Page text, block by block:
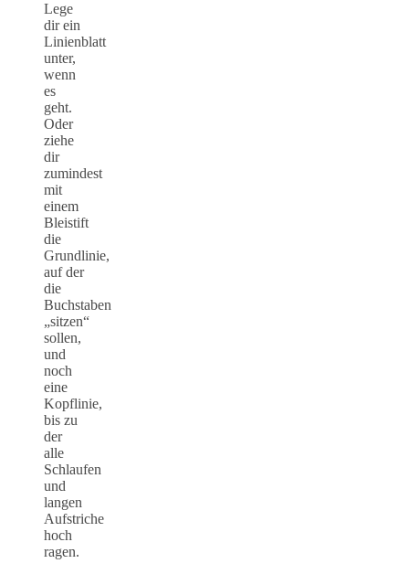
Lege
dir ein
Linienblatt
unter,
wenn
es
geht.
Oder
ziehe
dir
zumindest
mit
einem
Bleistift
die
Grundlinie,
auf der
die
Buchstaben
„sitzen“
sollen,
und
noch
eine
Kopflinie,
bis zu
der
alle
Schlaufen
und
langen
Aufstriche
hoch
ragen.